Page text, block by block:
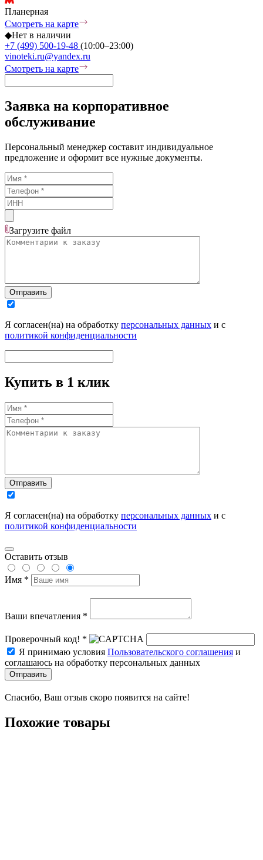
Планерная
Смотреть на карте
◆Нет в наличии
+7 (499) 500-19-48 (10:00–23:00)
vinoteki.ru@yandex.ru
Смотреть на карте
Заявка на корпоративное
обслуживание
Персональный менеджер составит индивидуальное
предложение и оформит все нужные документы.
Загрузите файл
Отправить
Я согласен(на) на обработку персональных данных и с
политикой конфиденциальности
Купить в 1 клик
Отправить
Я согласен(на) на обработку персональных данных и с
политикой конфиденциальности
Оставить отзыв
Имя *
Ваши впечатления *
Проверочный код! *
Я принимаю условия Пользовательского соглашения и
соглашаюсь на обработку персональных данных
Отправить
Спасибо, Ваш отзыв скоро появится на сайте!
Похожие товары